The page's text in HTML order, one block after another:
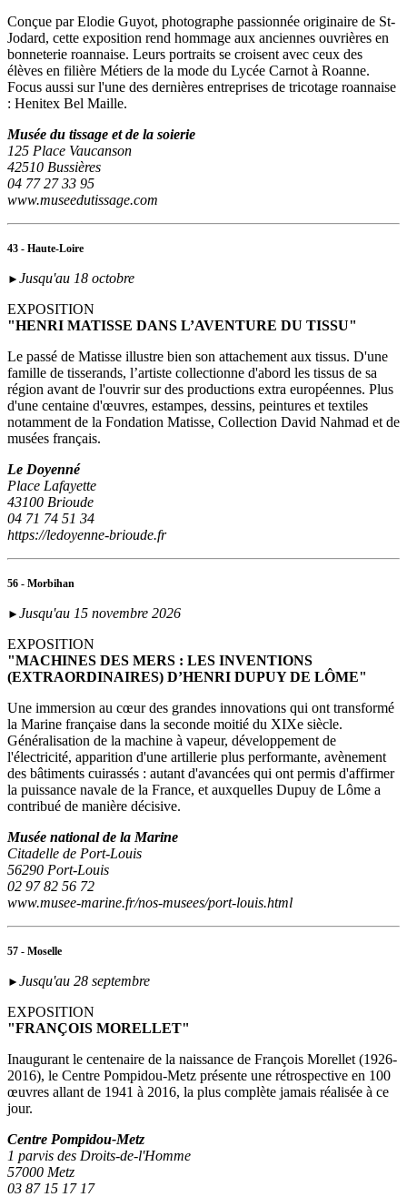
Conçue par Elodie Guyot, photographe passionnée originaire de St-
Jodard, cette exposition rend hommage aux anciennes ouvrières en
bonneterie roannaise. Leurs portraits se croisent avec ceux des
élèves en filière Métiers de la mode du Lycée Carnot à Roanne.
Focus aussi sur l'une des dernières entreprises de tricotage roannaise
: Henitex Bel Maille.
Musée du tissage et de la soierie
125 Place Vaucanson
42510 Bussières
04 77 27 33 95
www.museedutissage.com
43 - Haute-Loire
► Jusqu'au 18 octobre
EXPOSITION
"HENRI MATISSE DANS L’AVENTURE DU TISSU"
Le passé de Matisse illustre bien son attachement aux tissus. D'une
famille de tisserands, l’artiste collectionne d'abord les tissus de sa
région avant de l'ouvrir sur des productions extra européennes. Plus
d'une centaine d'œuvres, estampes, dessins, peintures et textiles
notamment de la Fondation Matisse, Collection David Nahmad et de
musées français.
Le Doyenné
Place Lafayette
43100 Brioude
04 71 74 51 34
https://ledoyenne-brioude.fr
56 - Morbihan
► Jusqu'au 15 novembre 2026
EXPOSITION
"MACHINES DES MERS : LES INVENTIONS
(EXTRAORDINAIRES) D’HENRI DUPUY DE LÔME"
Une immersion au cœur des grandes innovations qui ont transformé
la Marine française dans la seconde moitié du XIXe siècle.
Généralisation de la machine à vapeur, développement de
l'électricité, apparition d'une artillerie plus performante, avènement
des bâtiments cuirassés : autant d'avancées qui ont permis d'affirmer
la puissance navale de la France, et auxquelles Dupuy de Lôme a
contribué de manière décisive.
Musée national de la Marine
Citadelle de Port-Louis
56290 Port-Louis
02 97 82 56 72
www.musee-marine.fr/nos-musees/port-louis.html
57 - Moselle
► Jusqu'au 28 septembre
EXPOSITION
"FRANÇOIS MORELLET"
Inaugurant le centenaire de la naissance de François Morellet (1926-
2016), le Centre Pompidou-Metz présente une rétrospective en 100
œuvres allant de 1941 à 2016, la plus complète jamais réalisée à ce
jour.
Centre Pompidou-Metz
1 parvis des Droits-de-l'Homme
57000 Metz
03 87 15 17 17